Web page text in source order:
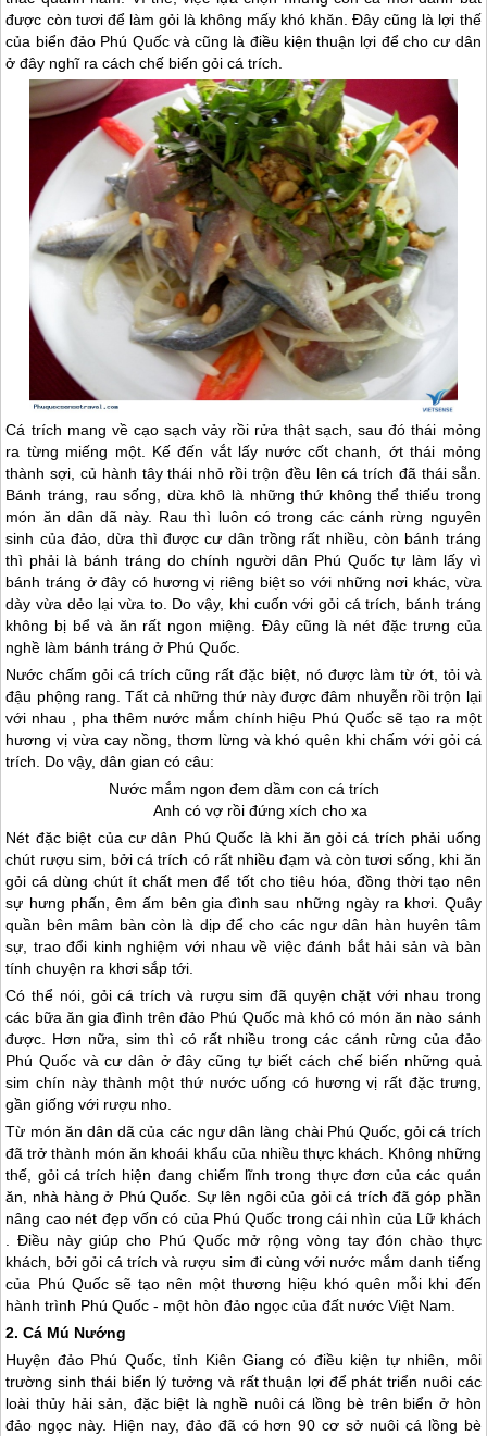
được còn tươi để làm gỏi là không mấy khó khăn. Đây cũng là lợi thế
của biển đảo Phú Quốcvà cũng là điều kiện thuận lợi để cho cư dân
ở đây nghĩ ra cách chế biến gỏi cá trích.
Cá trích mang về cạo sạch vảy rồi rửa thật sạch, sau đó thái mỏng
ra từng miếng một. Kế đến vắt lấy nước cốt chanh, ớt thái mỏng
thành sợi, củ hành tây thái nhỏ rồi trộn đều lên cá trích đã thái sẵn.
Bánh tráng, rau sống, dừa khô là những thứ không thể thiếu trong
món ăn dân dã này. Rau thì luôn có trong các cánh rừng nguyên
sinh của đảo, dừa thì được cư dân trồng rất nhiều, còn bánh tráng
thì phải là bánh tráng do chính người dân Phú Quốc tự làm lấy vì
bánh tráng ở đây có hương vị riêng biệt so với những nơi khác, vừa
dày vừa dẻo lại vừa to. Do vậy, khi cuốn với gỏi cá trích, bánh tráng
không bị bể và ăn rất ngon miệng. Đây cũng là nét đặc trưng của
nghề làm bánh tráng ở Phú Quốc.
Nước chấm gỏi cá trích cũng rất đặc biệt, nó được làm từ ớt, tỏi và
đậu phộng rang. Tất cả những thứ này được đâm nhuyễn rồi trộn lại
với nhau , pha thêm nước mắm chính hiệu Phú Quốc sẽ tạo ra một
hương vị vừa cay nồng, thơm lừng và khó quên khi chấm với gỏi cá
trích. Do vậy, dân gian có câu:
Nước mắm ngon đem dầm con cá trích
Anh có vợ rồi đứng xích cho xa
Nét đặc biệt của cư dân Phú Quốc là khi ăn gỏi cá trích phải uống
chút rượu sim, bởi cá trích có rất nhiều đạm và còn tươi sống, khi ăn
gỏi cá dùng chút ít chất men để tốt cho tiêu hóa, đồng thời tạo nên
sự hưng phấn, êm ấm bên gia đình sau những ngày ra khơi. Quây
quần bên mâm bàn còn là dịp để cho các ngư dân hàn huyên tâm
sự, trao đổi kinh nghiệm với nhau về việc đánh bắt hải sản và bàn
tính chuyện ra khơi sắp tới.
Có thể nói, gỏi cá trích và rượu sim đã quyện chặt với nhau trong
các bữa ăn gia đình trên đảo Phú Quốcmà khó có món ăn nào sánh
được. Hơn nữa, sim thì có rất nhiều trong các cánh rừng của đảo
Phú Quốc và cư dân ở đây cũng tự biết cách chế biến những quả
sim chín này thành một thứ nước uống có hương vị rất đặc trưng,
gần giống với rượu nho.
Từ món ăn dân dã của các ngư dân làng chài Phú Quốc, gỏi cá trích
đã trở thành món ăn khoái khẩu của nhiều thực khách. Không những
thế, gỏi cá trích hiện đang chiếm lĩnh trong thực đơn của các quán
ăn, nhà hàng ở Phú Quốc. Sự lên ngôi của gỏi cá trích đã góp phần
nâng cao nét đẹp vốn có của Phú Quốc trong cái nhìn của Lữ khách
. Điều này giúp cho Phú Quốcmở rộng vòng tay đón chào thực
khách, bởi gỏi cá trích và rượu sim đi cùng với nước mắm danh tiếng
của Phú Quốcsẽ tạo nên một thương hiệu khó quên mỗi khi đến
hành trình Phú Quốc - một hòn đảo ngọc của đất nước Việt Nam.
2. Cá Mú Nướng
Huyện đảo Phú Quốc, tỉnh Kiên Giang có điều kiện tự nhiên, môi
trường sinh thái biển lý tưởng và rất thuận lợi để phát triển nuôi các
loài thủy hải sản, đặc biệt là nghề nuôi cá lồng bè trên biển ở hòn
đảo ngọc này. Hiện nay, đảo đã có hơn 90 cơ sở nuôi cá lồng bè